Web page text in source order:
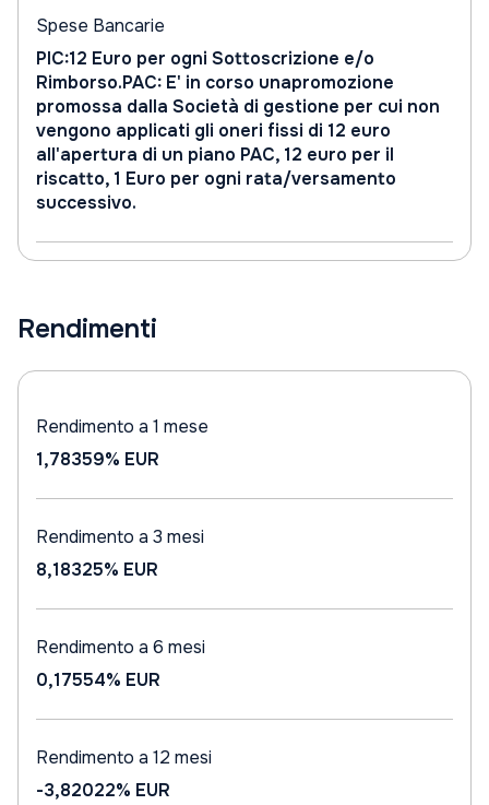
Spese Bancarie
PIC:12 Euro per ogni Sottoscrizione e/o
Rimborso.PAC: E' in corso unapromozione
promossa dalla Società di gestione per cui non
vengono applicati gli oneri fissi di 12 euro
all'apertura di un piano PAC, 12 euro per il
riscatto, 1 Euro per ogni rata/versamento
successivo.
Rendimenti
Rendimento a 1 mese
1,78359% EUR
Rendimento a 3 mesi
8,18325% EUR
Rendimento a 6 mesi
0,17554% EUR
Rendimento a 12 mesi
-3,82022% EUR